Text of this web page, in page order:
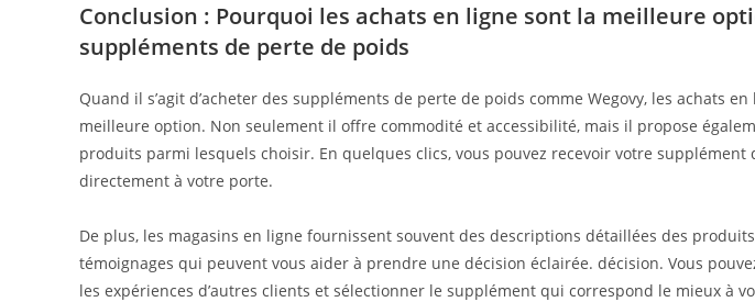
Conclusion : Pourquoi les achats en ligne sont la meilleure
suppléments de perte de poids
Quand il s’agit d’acheter des suppléments de perte de poids comme Wegovy, les achats
meilleure option. Non seulement il offre commodité et accessibilité, mais il propose
produits parmi lesquels choisir. En quelques clics, vous pouvez recevoir votre
directement à votre porte.
De plus, les magasins en ligne fournissent souvent des descriptions détaillées des
témoignages qui peuvent vous aider à prendre une décision éclairée. décision. Vous
les expériences d’autres clients et sélectionner le supplément qui correspond le mieux à